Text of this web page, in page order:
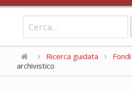
Ricerca guidata Fondi
archivistico